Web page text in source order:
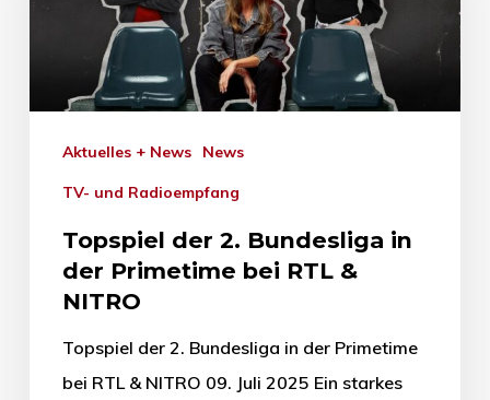
Aktuelles + News News
TV- und Radioempfang
Topspiel der 2. Bundesliga in
der Primetime bei RTL &
NITRO
Topspiel der 2. Bundesliga in der Primetime
bei RTL & NITRO 09. Juli 2025 Ein starkes